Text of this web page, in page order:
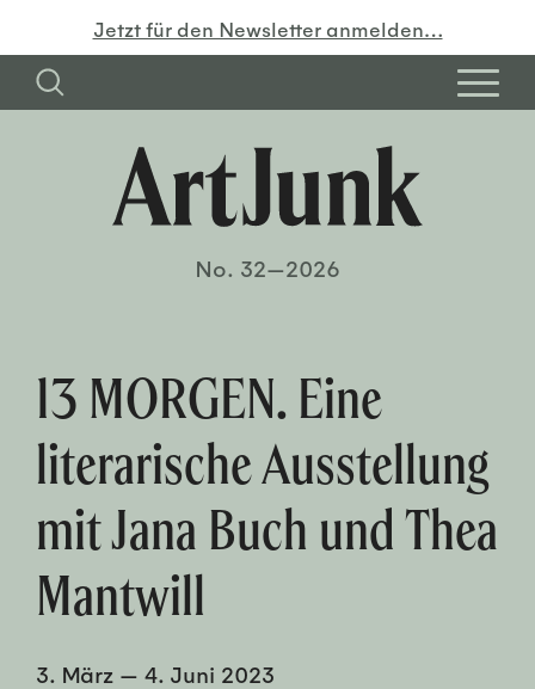
Jetzt für den Newsletter anmelden…
No. 32—2026
13 MORGEN. Eine
literarische Ausstellung
mit Jana Buch und Thea
Mantwill
3. März — 4. Juni 2023